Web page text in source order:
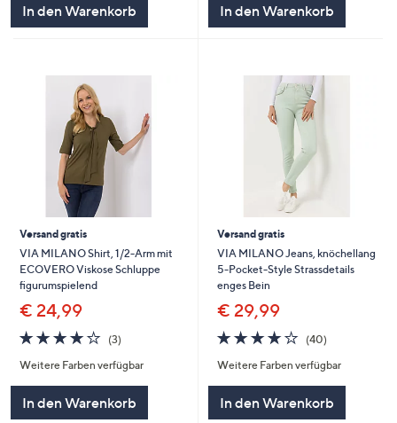
In den Warenkorb In den Warenkorb
Versand gratis
VIA MILANO Shirt, 1/2-Arm mit
ECOVERO Viskose Schluppe
figurumspielend
€ 24,99
4.0
von
5
(3)
Weitere Farben verfügbar
In den Warenkorb
Versand gratis
VIA MILANO Jeans, knöchellang
5-Pocket-Style Strassdetails
enges Bein
€ 29,99
3.8
von
5
(40)40
Weitere Farben verfügbar
In den Warenkorb